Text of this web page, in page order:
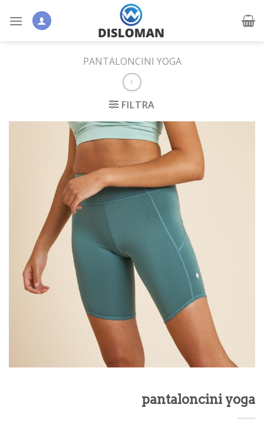
PANTALONCINI YOGA
FILTRA
pantaloncini yoga